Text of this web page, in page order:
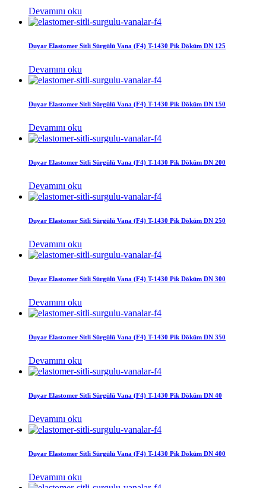
Devamını oku
Duyar Elastomer Sitli Sürgülü Vana (F4) T-1430 Pik Döküm DN 125
Devamını oku
Duyar Elastomer Sitli Sürgülü Vana (F4) T-1430 Pik Döküm DN 150
Devamını oku
Duyar Elastomer Sitli Sürgülü Vana (F4) T-1430 Pik Döküm DN 200
Devamını oku
Duyar Elastomer Sitli Sürgülü Vana (F4) T-1430 Pik Döküm DN 250
Devamını oku
Duyar Elastomer Sitli Sürgülü Vana (F4) T-1430 Pik Döküm DN 300
Devamını oku
Duyar Elastomer Sitli Sürgülü Vana (F4) T-1430 Pik Döküm DN 350
Devamını oku
Duyar Elastomer Sitli Sürgülü Vana (F4) T-1430 Pik Döküm DN 40
Devamını oku
Duyar Elastomer Sitli Sürgülü Vana (F4) T-1430 Pik Döküm DN 400
Devamını oku